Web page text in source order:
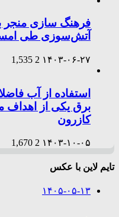
آتش‌سوزی طی
۱۴۰۳-۰۶-۲۷ 2
1,535
استفاده از آب
برق یکی از اهداف
کازرون
۱۴۰۳-۱۰-۰۵ 2
1,670
تایم لاین با عکس
۱۴۰۵-۰۵-۱۳